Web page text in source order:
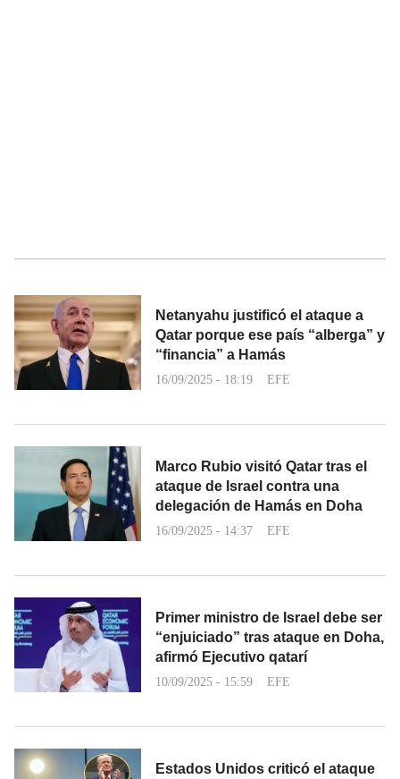
Netanyahu justificó el ataque a
Qatar porque ese país “alberga” y
“financia” a Hamás
16/09/2025 - 18:19 EFE
Marco Rubio visitó Qatar tras el
ataque de Israel contra una
delegación de Hamás en Doha
16/09/2025 - 14:37 EFE
Primer ministro de Israel debe ser
“enjuiciado” tras ataque en Doha,
afirmó Ejecutivo qatarí
10/09/2025 - 15:59 EFE
Estados Unidos criticó el ataque